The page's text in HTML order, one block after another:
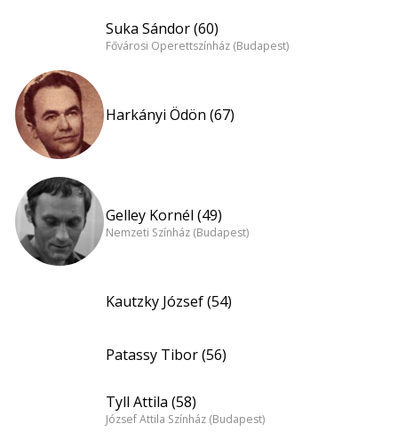
Suka Sándor (60)
Fővárosi Operettszínház (Budapest)
Harkányi Ödön (67)
Gelley Kornél (49)
Nemzeti Színház (Budapest)
Kautzky József (54)
Patassy Tibor (56)
Tyll Attila (58)
József Attila Színház (Budapest)